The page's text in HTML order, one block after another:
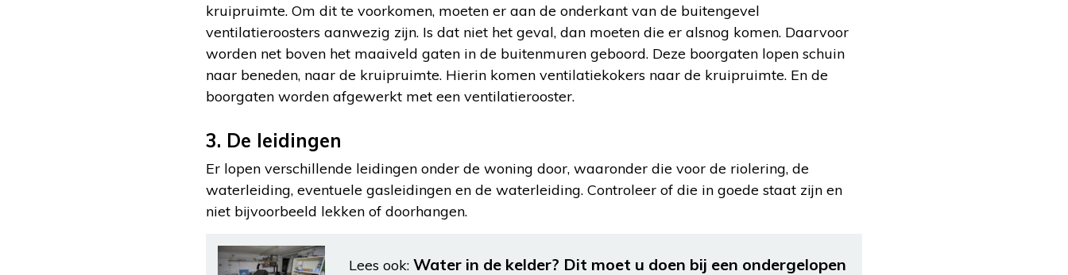
kruipruimte. Om dit te voorkomen, moeten er aan de onderkant van de buitengevel
ventilatieroosters aanwezig zijn. Is dat niet het geval, dan moeten die er alsnog komen. Daarvoor
worden net boven het maaiveld gaten in de buitenmuren geboord. Deze boorgaten lopen schuin
naar beneden, naar de kruipruimte. Hierin komen ventilatiekokers naar de kruipruimte. En de
boorgaten worden afgewerkt met een ventilatierooster.
3. De leidingen
Er lopen verschillende leidingen onder de woning door, waaronder die voor de riolering, de
waterleiding, eventuele gasleidingen en de waterleiding. Controleer of die in goede staat zijn en
niet bijvoorbeeld lekken of doorhangen.
Lees ook: Water in de kelder? Dit moet u doen bij een ondergelopen